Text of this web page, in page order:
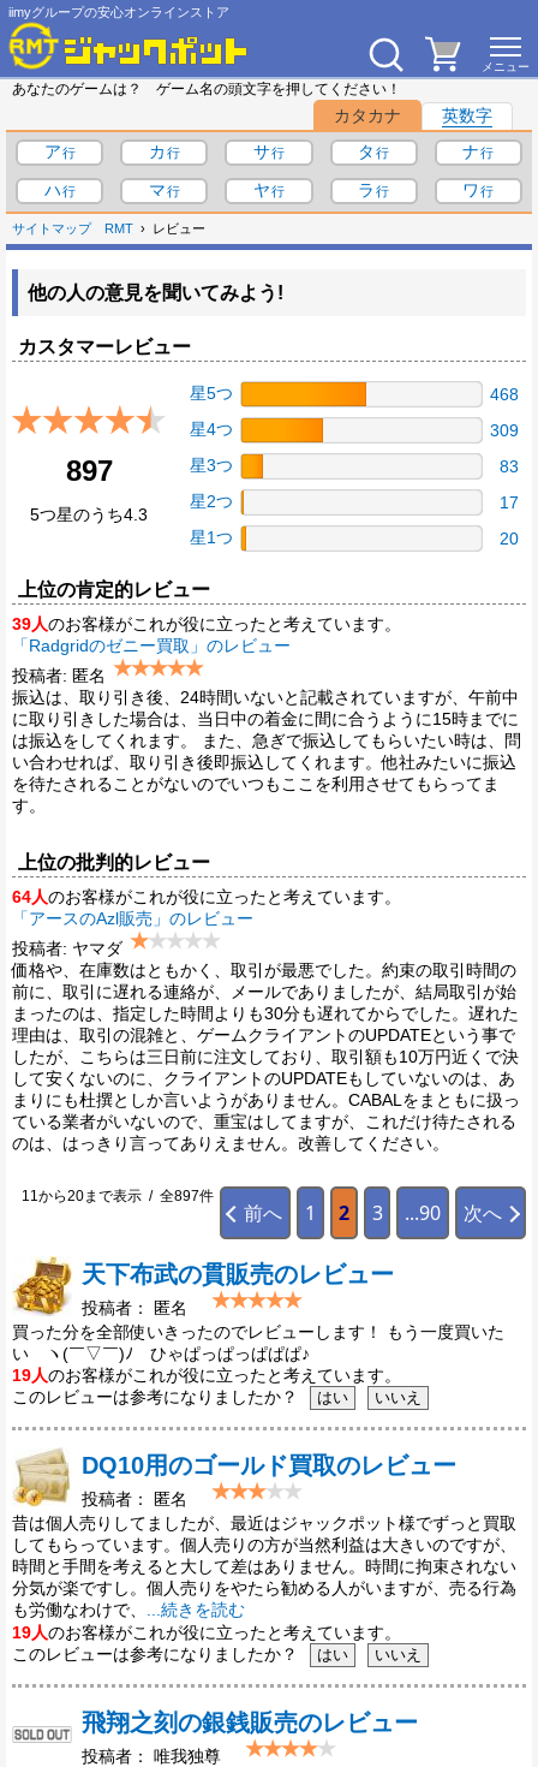
iimyグループの安心オンラインストア
あなたのゲームは？ ゲーム名の頭文字を押してください！
カタカナ
英数字
ア
カ サ タ
ナ
ハ
マ ヤ ラ ワ
サイトマップ RMT レビュー
他の人の意見を聞いてみよう!
カスタマーレビュー
897
5つ星のうち4.3
星5つ
468
星4つ
309
星3つ
83
星2つ
17
星1つ
20
上位の肯定的レビュー
39人のお客様がこれが役に立ったと考えています。
「Radgridのゼニー買取」のレビュー
投稿者: 匿名
振込は、取り引き後、24時間いないと記載されていますが、午前中
に取り引きした場合は、当日中の着金に間に合うように15時までに
は振込をしてくれます。 また、急ぎで振込してもらいたい時は、問
い合わせれば、取り引き後即振込してくれます。他社みたいに振込
を待たされることがないのでいつもここを利用させてもらってま
す。
上位の批判的レビュー
64人のお客様がこれが役に立ったと考えています。
「アースのAzl販売」のレビュー
投稿者: ヤマダ
価格や、在庫数はともかく、取引が最悪でした。約束の取引時間の
前に、取引に遅れる連絡が、メールでありましたが、結局取引が始
まったのは、指定した時間よりも30分も遅れてからでした。遅れた
理由は、取引の混雑と、ゲームクライアントのUPDATEという事で
したが、こちらは三日前に注文しており、取引額も10万円近くで決
して安くないのに、クライアントのUPDATEもしていないのは、あ
まりにも杜撰としか言いようがありません。CABALをまともに扱っ
ている業者がいないので、重宝はしてますが、これだけ待たされる
のは、はっきり言ってありえません。改善してください。
11から20まで表示 / 全897件
前へ 1 2 3 ...90 次へ
天下布武の貫販売のレビュー
投稿者： 匿名
買った分を全部使いきったのでレビューします！ もう一度買いた
い ヽ(￣▽￣)ﾉ ひゃぱっぱっぱぱぱ♪
19人のお客様がこれが役に立ったと考えています。
このレビューは参考になりましたか？
DQ10用のゴールド買取のレビュー
投稿者： 匿名
昔は個人売りしてましたが、最近はジャックポット様でずっと買取
してもらっています。個人売りの方が当然利益は大きいのですが、
時間と手間を考えると大して差はありません。時間に拘束されない
分気が楽ですし。個人売りをやたら勧める人がいますが、売る行為
も労働なわけで、
...続きを読む
19人のお客様がこれが役に立ったと考えています。
このレビューは参考になりましたか？
飛翔之刻の銀銭販売のレビュー
投稿者： 唯我独尊